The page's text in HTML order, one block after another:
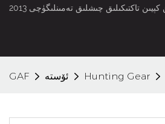
تاكتىكىلىق چىشلىق تەمىنلىگۈچى 2013
GAF ئۆستە Hunting Gear